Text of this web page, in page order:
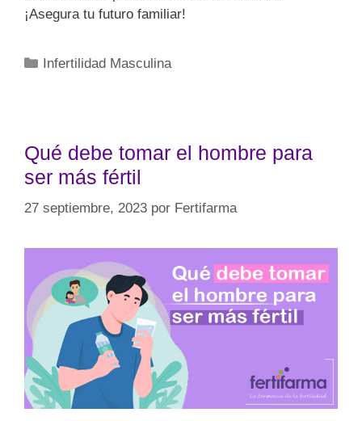
¡Asegura tu futuro familiar!
Infertilidad Masculina
Qué debe tomar el hombre para
ser más fértil
27 septiembre, 2023 por Fertifarma